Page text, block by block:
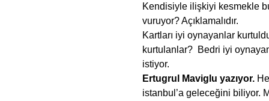
Kendisiyle ilişkiyi kesmekle
vuruyor? Açıklamalıdır.
Kartları iyi oynayanlar
kurtulanlar? Bedri iyi
istiyor.
Ertugrul Maviglu yazıyor.
istanbul’a geleceğini biliyor.